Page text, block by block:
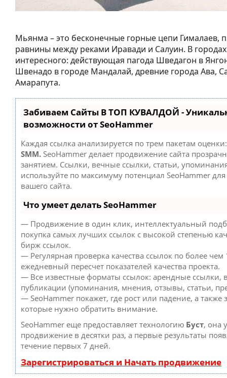
Мьянма – это бесконечные горные цепи Гималаев,
равнины между реками Иравади и Салуин. В
интересного: действующая пагода Шведагон в
Швенадо в городе Мандалай, древние города Ава,
Амарапута.
Забиваем Сайты В ТОП КУВАЛДОЙ -
возможности от SeoHammer
Каждая ссылка анализируется по трем пакетам
SMM. SeoHammer делает продвижение сайта
занятием. Ссылки, вечные ссылки, статьи,
используйте по максимуму потенциал SeoHammer
вашего сайта.
Что умеет делать SeoHammer
— Продвижение в один клик, интеллектуальный
покупка самых лучших ссылок с высокой степенью
бирж ссылок.
— Регулярная проверка качества ссылок по более чем
ежедневный пересчет показателей качества проекта.
— Все известные форматы ссылок: арендные ссылки,
публикации (упоминания, мнения, отзывы, статьи,
— SeoHammer покажет, где рост или падение, а также
которые нужно обратить внимание.
SeoHammer еще предоставляет технологию Буст, она
продвижение в десятки раз, а первые результаты
течение первых 7 дней.
Зарегистрироваться и Начать продвижение